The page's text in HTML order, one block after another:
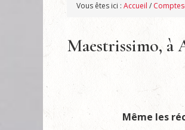
Vous êtes ici : Accueil /
Maestrissimo, à
Même les